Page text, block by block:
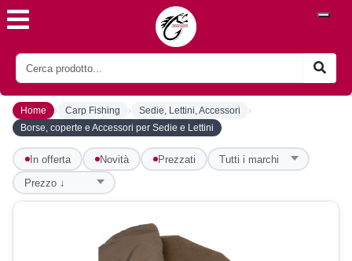
Home › Carp Fishing › Sedie, Lettini, Accessori ›
Borse, coperte e Accessori per Sedie e Lettini
In offerta Novità Prezzati